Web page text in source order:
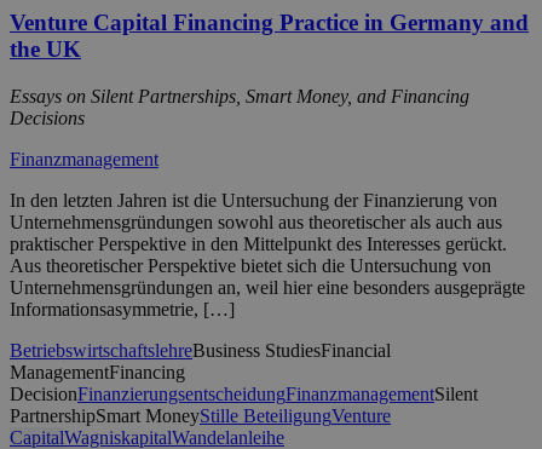
Venture Capital Financing Practice in Germany and
the UK
Essays on Silent Partnerships, Smart Money, and Financing
Decisions
Finanzmanagement
In den letzten Jahren ist die Untersuchung der Finanzierung von
Unternehmensgründungen sowohl aus theoretischer als auch aus
praktischer Perspektive in den Mittelpunkt des Interesses gerückt.
Aus theoretischer Perspektive bietet sich die Untersuchung von
Unternehmensgründungen an, weil hier eine besonders ausgeprägte
Informationsasymmetrie, […]
BetriebswirtschaftslehreBusiness StudiesFinancial
ManagementFinancing
DecisionFinanzierungsentscheidungFinanzmanagementSilent
PartnershipSmart MoneyStille BeteiligungVenture
CapitalWagniskapitalWandelanleihe